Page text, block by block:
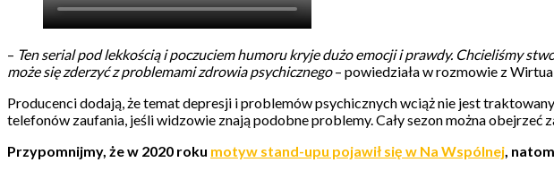
– Ten serial pod lekkością i poczuciem humoru kryje dużo emocji i prawdy. Chcieliśmy
może się zderzyć z problemami zdrowia psychicznego– powiedziała w rozmowie z
Producenci dodają, że temat depresji i problemów psychicznych wciąż nie jest
telefonów zaufania, jeśli widzowie znają podobne problemy. Cały sezon można
Przypomnijmy, że w 2020 roku motyw stand-upu pojawił się w Na Wspólnej ,